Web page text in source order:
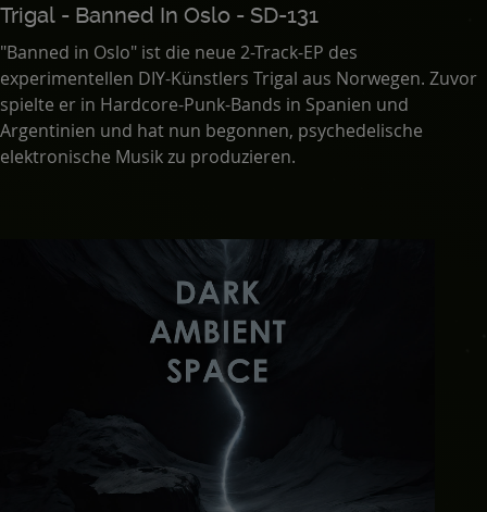
Trigal - Banned In Oslo - SD-131
"Banned in Oslo" ist die neue 2-Track-EP des
experimentellen DIY-Künstlers Trigal aus Norwegen. Zuvor
spielte er in Hardcore-Punk-Bands in Spanien und
Argentinien und hat nun begonnen, psychedelische
elektronische Musik zu produzieren.